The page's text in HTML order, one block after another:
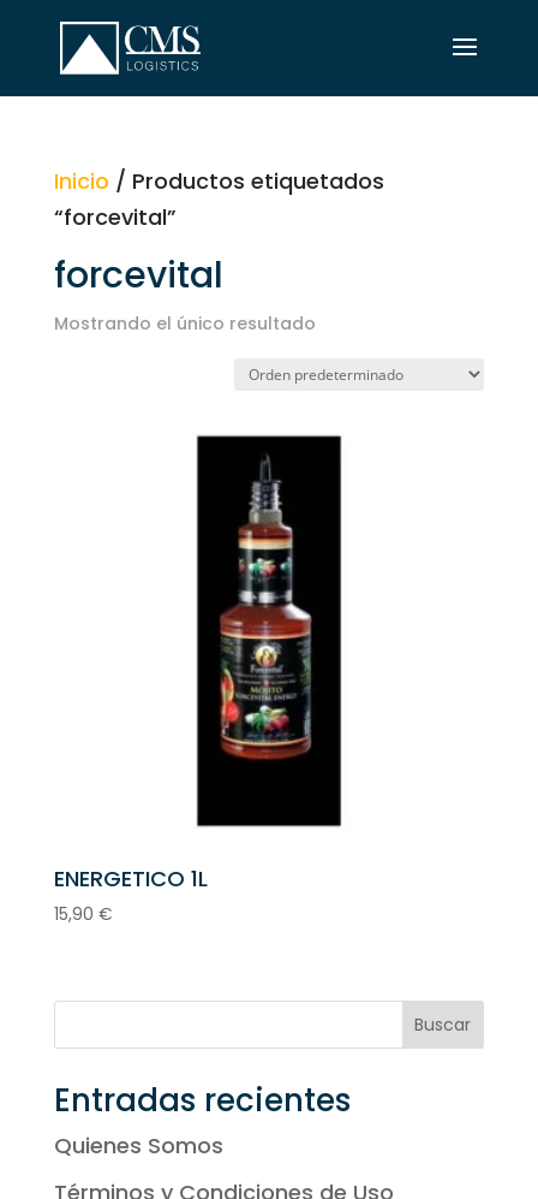
Inicio / Productos etiquetados
“forcevital”
forcevital
Mostrando el único resultado
ENERGETICO 1L
15,90 €
Buscar
Entradas recientes
Quienes Somos
Términos y Condiciones de Uso